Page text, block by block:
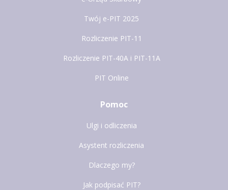
Twój e-PIT 2025
Rozliczenie PIT-11
Rozliczenie PIT-40A i PIT-11A
PIT Online
Pomoc
Ulgi i odliczenia
Asystent rozliczenia
Dlaczego my?
Jak podpisać PIT?